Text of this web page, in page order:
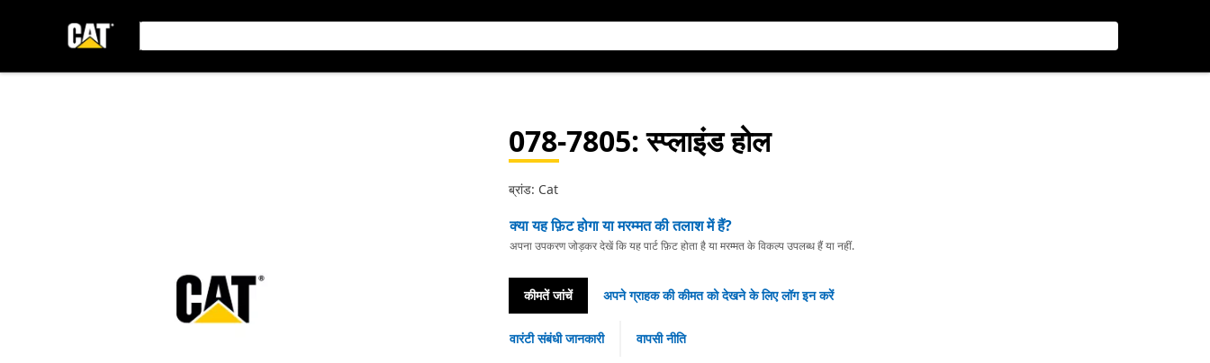
078-7805: स्प्लाइंड होल
ब्रांड: Cat
क्या यह फ़िट होगा या मरम्मत की तलाश में हैं?
अपना उपकरण जोड़कर देखें कि यह पार्ट फ़िट होता है या मरम्मत के विकल्प उपलब्ध हैं या नहीं.
कीमतें जांचें अपने ग्राहक की कीमत को देखने के लिए लॉग इन करें
वारंटी संबंधी जानकारी वापसी नीति